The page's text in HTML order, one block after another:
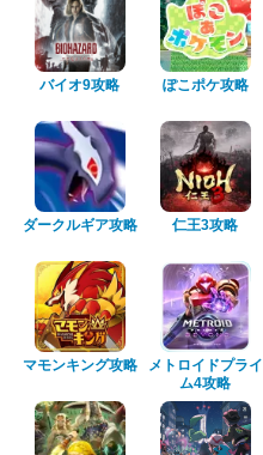
バイオ9攻略 ぽこポケ攻略
ダークルギア攻略 仁王3攻略
マモンキング攻略
メトロイドプライ
ム4攻略